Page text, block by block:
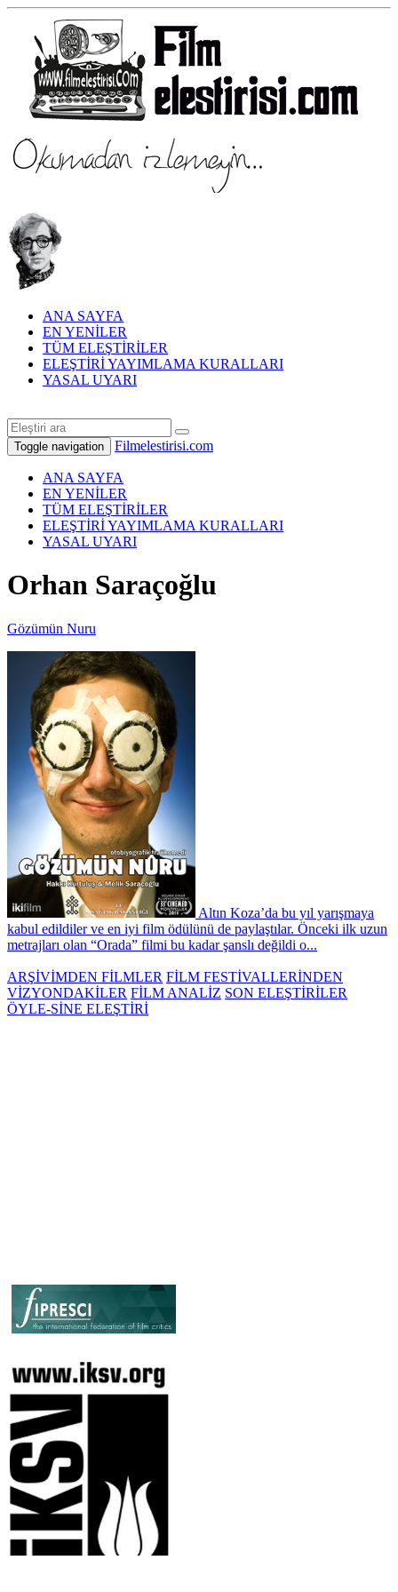
ANA SAYFA
EN YENİLER
TÜM ELEŞTİRİLER
ELEŞTİRİ YAYIMLAMA KURALLARI
YASAL UYARI
Toggle navigation Filmelestirisi.com
ANA SAYFA
EN YENİLER
TÜM ELEŞTİRİLER
ELEŞTİRİ YAYIMLAMA KURALLARI
YASAL UYARI
Orhan Saraçoğlu
Gözümün Nuru
Altın Koza’da bu yıl yarışmaya
kabul edildiler ve en iyi film ödülünü de paylaştılar. Önceki ilk uzun
metrajları olan “Orada” filmi bu kadar şanslı değildi o...
ARŞİVİMDEN FİLMLER FİLM FESTİVALLERİNDEN
VİZYONDAKİLER FİLM ANALİZ SON ELEŞTİRİLER
ÖYLE-SİNE ELEŞTİRİ